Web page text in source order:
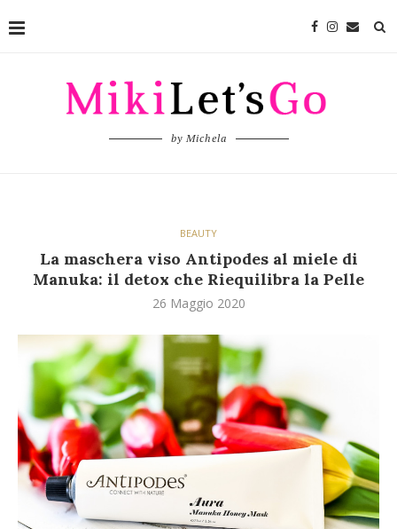
by Michela
BEAUTY
La maschera viso Antipodes al miele di
Manuka: il detox che Riequilibra la Pelle
26 Maggio 2020